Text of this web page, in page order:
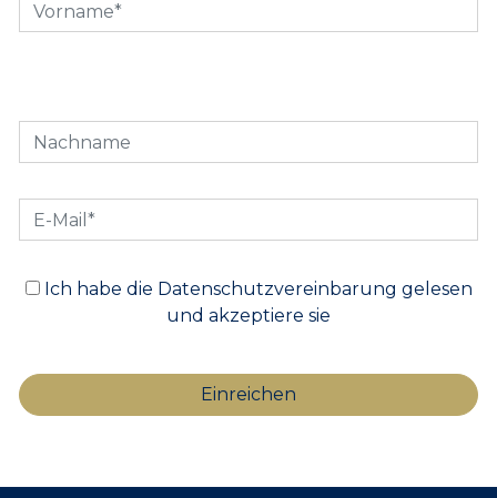
Ich habe die Datenschutzvereinbarung gelesen
und akzeptiere sie